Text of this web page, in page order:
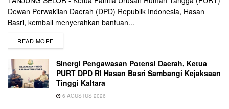
Dewan Perwakilan Daerah (DPD) Republik Indonesia, Hasan
Basri, kembali menyerahkan bantuan...
READ MORE
Sinergi Pengawasan Potensi Daerah, Ketua
PURT DPD RI Hasan Basri Sambangi Kejaksaan
Tinggi Kaltara
6 AGUSTUS 2026